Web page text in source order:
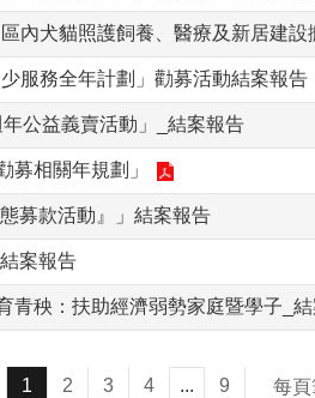
內犬貓照護飼養、醫療及新居建
服務全年計劃」勸募活動結案報告
公益義賣活動」_結案報告
相關年規劃」
募款活動』」結案報告
案報告
青秧：扶助經濟弱勢家庭暨學子_
1 2 3 4 ... 9 每頁